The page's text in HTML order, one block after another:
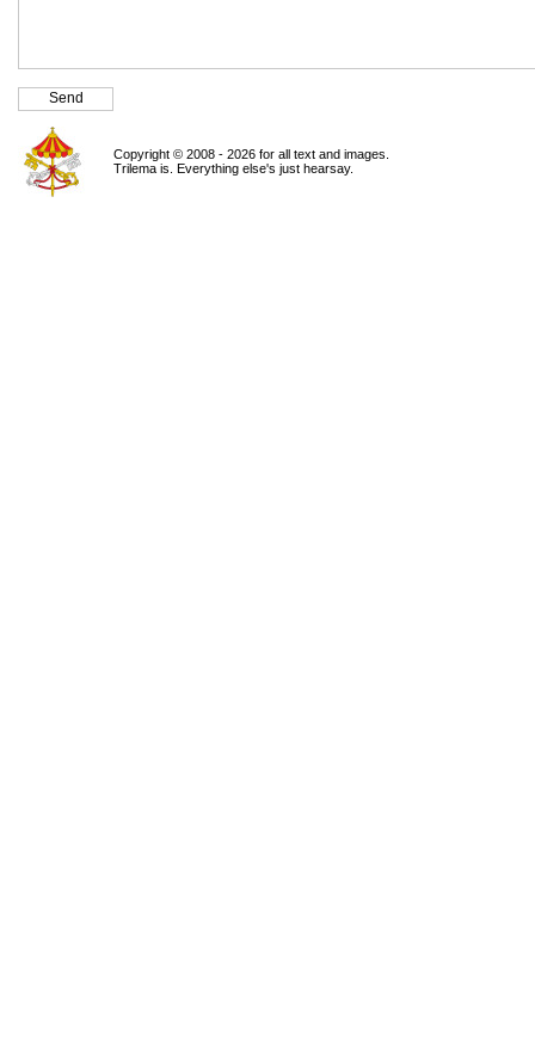
Copyright © 2008 - 2026 for all text and images.
Trilema is. Everything else's just hearsay.